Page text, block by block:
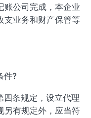
账公司完成，本企业
支业务和财产保管等
件?
四条规定，设立代理
另有规定外，应当符